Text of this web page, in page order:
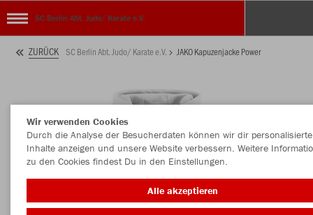
SC Berlin Abt. Judo/ Karate e.V.
ZURÜCK SC Berlin Abt. Judo/ Karate e.V. JAKO Kapuzenjacke Power
Wir verwenden Cookies
Durch die Analyse der Besucherdaten können wir dir personalisierte
Inhalte anzeigen und unsere Website verbessern. Weitere
zu den Cookies findest Du in den Einstellungen.
Alle akzeptieren